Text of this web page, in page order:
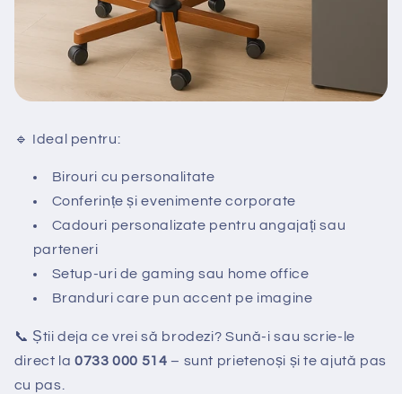
🔹 Ideal pentru:
Birouri cu personalitate
Conferințe și evenimente corporate
Cadouri personalizate pentru angajați sau
parteneri
Setup-uri de gaming sau home office
Branduri care pun accent pe imagine
📞 Știi deja ce vrei să brodezi? Sună-i sau scrie-le
direct la0733 000 514 – sunt prietenoși și te ajută pas
cu pas.